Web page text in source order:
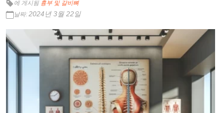
에 게시됨 흉부 및 갈비뼈
날짜: 2024년 3월 22일